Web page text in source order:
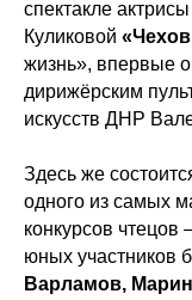
спектакле
Куликовой
жизнь», впервые
дирижёрским
искусств ДНР
Здесь же
одного из самых
конкурсов чтецов
юных участников
Варламов,